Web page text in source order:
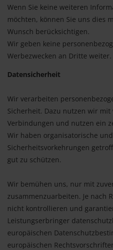
Wenn Sie keine weiteren
möchten, können Sie uns dies
Wunsch berücksichtigen.
Wir geben keine
Werbezwecken an Dritte weiter.
Datensicherheit
Wir verarbeiten
Sicherheit. Dazu nutzen wir mit
Verbindungen und nutzen ein
Wir haben organisatorische
Sicherheitsvorkehrungen
gut zu schützen.
Wir bemühen uns, nur mit
zusammenzuarbeiten. Je nach
nicht kontrollieren und
Leistungserbringer
europäischen
europäischen